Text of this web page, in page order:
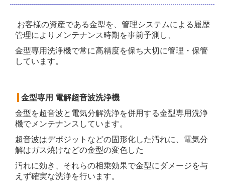
お客様の資産である金型を、 管理システムによる履歴
管理により メンテナンス時期を事前予測し、
金型専用洗浄機で常に高精度を保ち大切に管理・保管
しています。
金型専用 電解超音波洗浄機
金型を超音波と電気分解洗浄を併用する金型専用洗浄
機でメンテナンスしています。
超音波はデポジットなどの固形化した汚れに、電気分
解はガス焼けなどの金型の変色した
汚れに効き、それらの相乗効果で金型にダメージを与
えず確実な洗浄を行います。